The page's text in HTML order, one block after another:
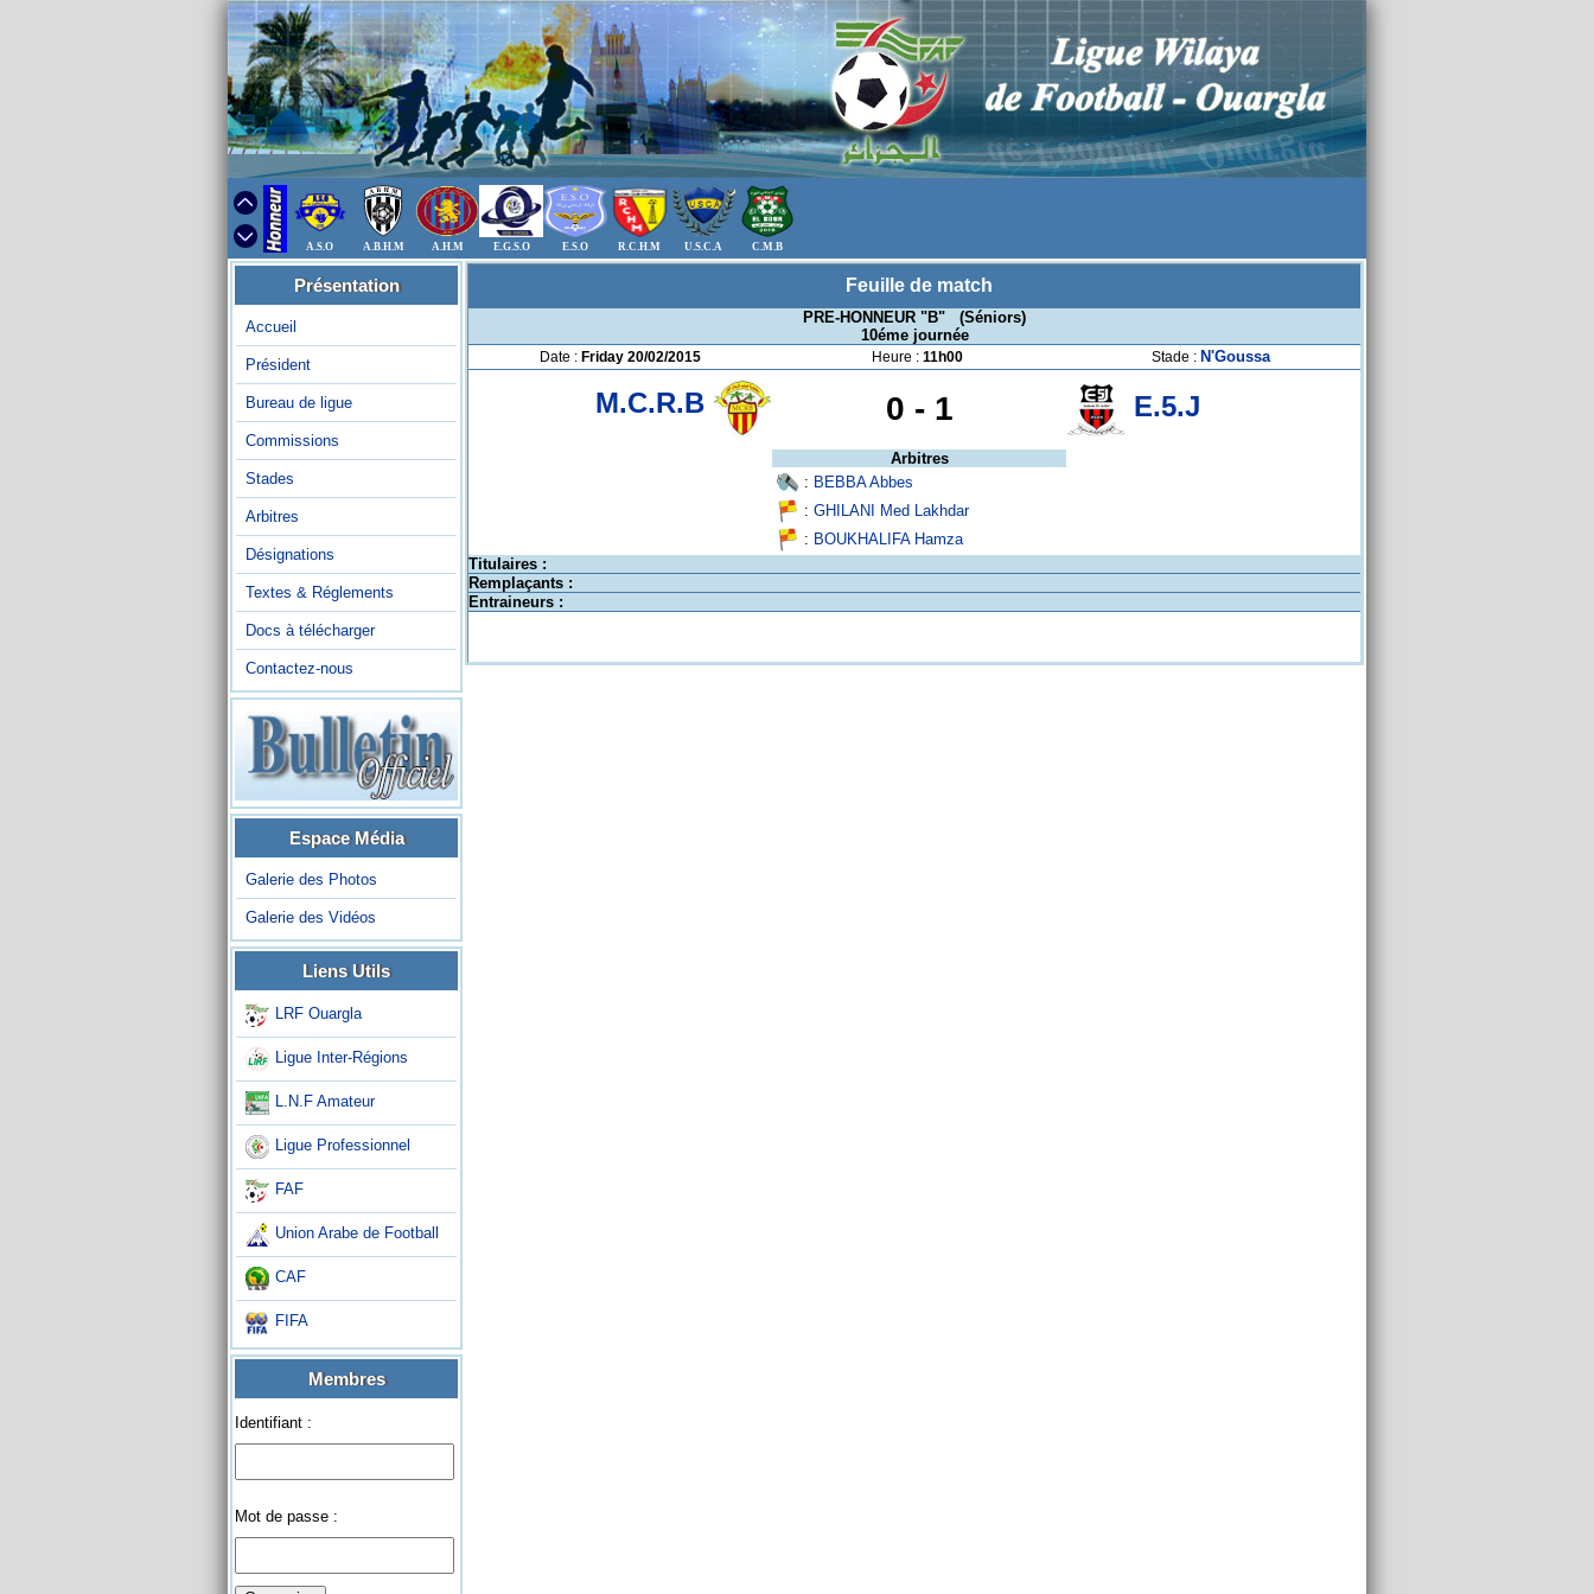
A.S.O A.B.H.M A.H.M E.G.S.O E.S.O R.C.H.M U.S.C.A C.M.B
Présentation
Accueil
Président
Bureau de ligue
Commissions
Stades
Arbitres
Désignations
Textes & Réglements
Docs à télécharger
Contactez-nous
Espace Média
Galerie des Photos
Galerie des Vidéos
Liens Utils
LRF Ouargla
Ligue Inter-Régions
L.N.F Amateur
Ligue Professionnel
FAF
Union Arabe de Football
CAF
FIFA
Membres
Identifiant :
Mot de passe :
Feuille de match
PRE-HONNEUR "B" (Séniors)
10éme journée
Date : Friday 20/02/2015 Heure : 11h00 Stade : N'Goussa
M.C.R.B 0 -1 E.5.J
Arbitres
: BEBBA Abbes
: GHILANI Med Lakhdar
: BOUKHALIFA Hamza
Titulaires :
Remplaçants :
Entraineurs :